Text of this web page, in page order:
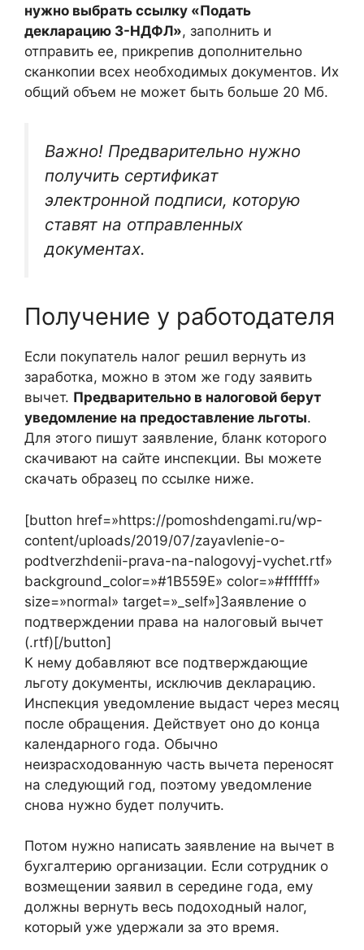
нужно выбрать ссылку «Подать
декларацию 3-НДФЛ», заполнить и
отправить ее, прикрепив дополнительно
сканкопии всех необходимых документов. Их
общий объем не может быть больше 20 Мб.
Важно! Предварительно нужно
получить сертификат
электронной подписи, которую
ставят на отправленных
документах.
Получение у работодателя
Если покупатель налог решил вернуть из
заработка, можно в этом же году заявить
вычет. Предварительно в налоговой берут
уведомление на предоставление льготы.
Для этого пишут заявление, бланк которого
скачивают на сайте инспекции. Вы можете
скачать образец по ссылке ниже.
[button href=»https://pomoshdengami.ru/wp-
content/uploads/2019/07/zayavlenie-o-
podtverzhdenii-prava-na-nalogovyj-vychet.rtf»
background_color=»#1B559E» color=»#ffffff»
size=»normal» target=»_self»]Заявление о
подтверждении права на налоговый вычет
(.rtf)[/button]
К нему добавляют все подтверждающие
льготу документы, исключив декларацию.
Инспекция уведомление выдаст через месяц
после обращения. Действует оно до конца
календарного года. Обычно
неизрасходованную часть вычета переносят
на следующий год, поэтому уведомление
снова нужно будет получить.
Потом нужно написать заявление на вычет в
бухгалтерию организации. Если сотрудник о
возмещении заявил в середине года, ему
должны вернуть весь подоходный налог,
который уже удержали за это время.